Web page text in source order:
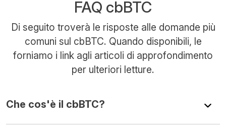
FAQ cbBTC
Di seguito troverà le risposte alle domande più
comuni sul cbBTC. Quando disponibili, le
forniamo i link agli articoli di approfondimento
per ulteriori letture.
Che cos'è il cbBTC?